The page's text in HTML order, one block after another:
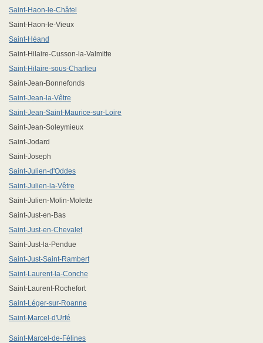
Saint-Haon-le-Châtel
Saint-Haon-le-Vieux
Saint-Héand
Saint-Hilaire-Cusson-la-Valmitte
Saint-Hilaire-sous-Charlieu
Saint-Jean-Bonnefonds
Saint-Jean-la-Vêtre
Saint-Jean-Saint-Maurice-sur-Loire
Saint-Jean-Soleymieux
Saint-Jodard
Saint-Joseph
Saint-Julien-d'Oddes
Saint-Julien-la-Vêtre
Saint-Julien-Molin-Molette
Saint-Just-en-Bas
Saint-Just-en-Chevalet
Saint-Just-la-Pendue
Saint-Just-Saint-Rambert
Saint-Laurent-la-Conche
Saint-Laurent-Rochefort
Saint-Léger-sur-Roanne
Saint-Marcel-d'Urfé
Saint-Marcel-de-Félines